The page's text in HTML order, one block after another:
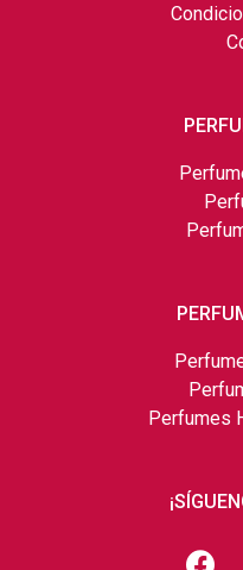
Perfumes